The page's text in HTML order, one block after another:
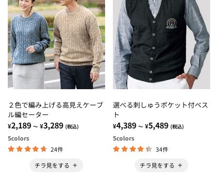
２色で編み上げる高見えケーブ
ル編セーター
¥2,189 ～ ¥3,289 (税込)
5colors
24件
チラ見をする
選べる刺しゅうポケット付ベス
ト
¥4,389 ～ ¥5,489 (税込)
5colors
34件
チラ見をする